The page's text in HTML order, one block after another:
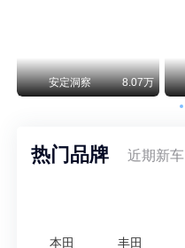
安定洞察 8.07万
热门品牌 近期新车
本田 丰田